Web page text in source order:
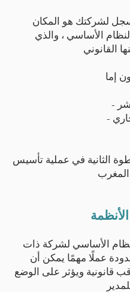
لشركتك هو المكان
الأساسي ، والذي
الثانية في عملية تأسيس
الأساسي لشركة ذات
عملًا مهمًا يمكن أن
قانونية ويؤثر على الوضع